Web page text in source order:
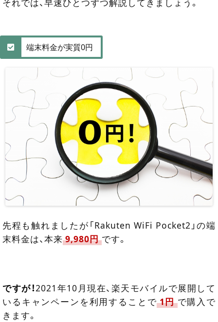
端末料金が実質0円
先程も触れましたが「Rakuten WiFi Pocket2」の端
末料金は、本来 9,980円 です。
ですが！2021年10月現在、楽天モバイルで展開して
いるキャンペーンを利用することで 1円 で購入で
きます。